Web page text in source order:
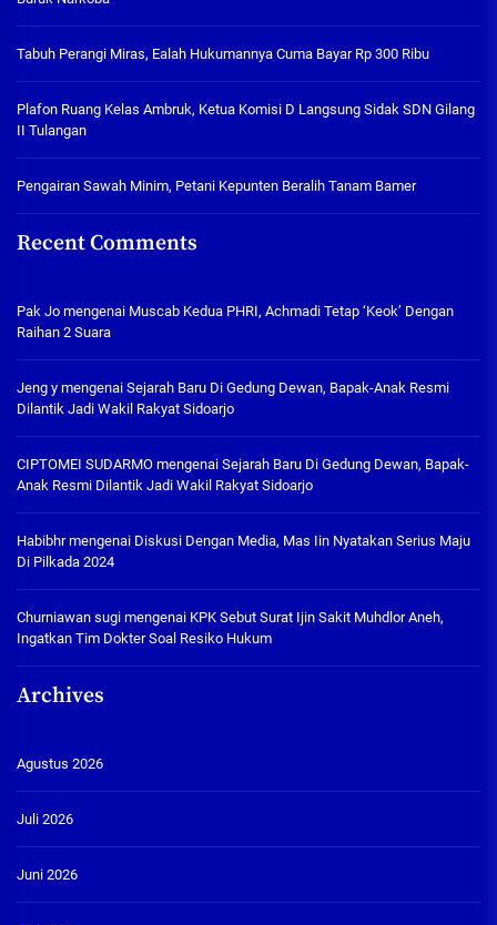
Tabuh Perangi Miras, Ealah Hukumannya Cuma Bayar Rp 300 Ribu
Plafon Ruang Kelas Ambruk, Ketua Komisi D Langsung Sidak SDN Gilang
II Tulangan
Pengairan Sawah Minim, Petani Kepunten Beralih Tanam Bamer
Recent Comments
Pak Jo mengenai Muscab Kedua PHRI, Achmadi Tetap ‘Keok’ Dengan
Raihan 2 Suara
Jeng y mengenai Sejarah Baru Di Gedung Dewan, Bapak-Anak Resmi
Dilantik Jadi Wakil Rakyat Sidoarjo
CIPTOMEI SUDARMO mengenai Sejarah Baru Di Gedung Dewan, Bapak-
Anak Resmi Dilantik Jadi Wakil Rakyat Sidoarjo
Habibhrmengenai Diskusi Dengan Media, Mas Iin Nyatakan Serius Maju
Di Pilkada 2024
Churniawan sugi mengenai KPK Sebut Surat Ijin Sakit Muhdlor Aneh,
Ingatkan Tim Dokter Soal Resiko Hukum
Archives
Agustus 2026
Juli 2026
Juni 2026